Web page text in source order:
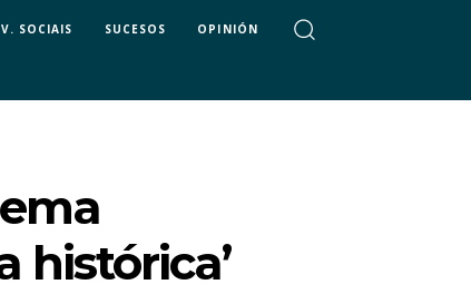
SOCIAIS SUCESOS OPINIÓN
histórica’